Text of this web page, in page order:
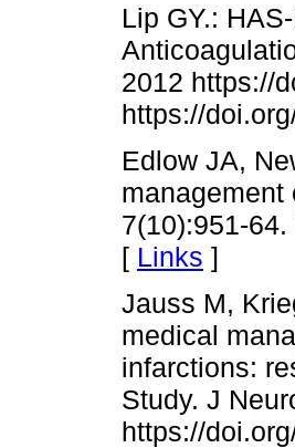
Lip GY.:
2012 https://
https://
Edlow JA,
management
7(10):951-
[ Links ]
Jauss M,
medical
infarctions:
Study. J
https://